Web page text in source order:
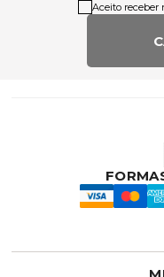
Aceito receber